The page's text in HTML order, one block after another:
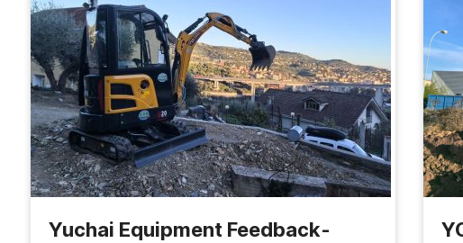
Yuchai Equipment Feedback-